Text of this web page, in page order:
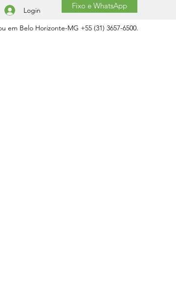
Login Fixo e WhatsApp
em Belo Horizonte-MG +55 (31) 3657-6500.